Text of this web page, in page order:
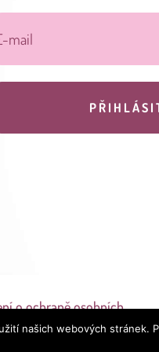
o ochraně osobních
našich webových